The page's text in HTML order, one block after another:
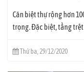
Căn biệt thự rộng hơn
trọng. Đặc biệt, tầng
Thứ ba, 29/12/2020